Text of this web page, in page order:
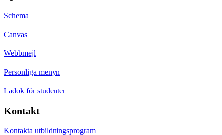
Schema
Canvas
Webbmejl
Personliga menyn
Ladok för studenter
Kontakt
Kontakta utbildningsprogram